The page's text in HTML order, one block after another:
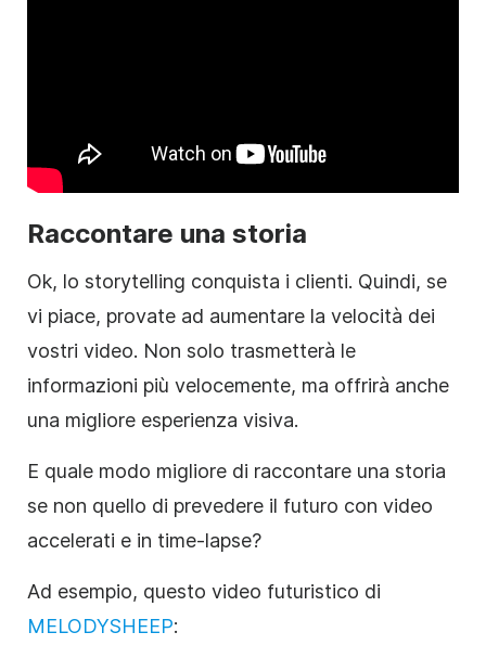
Raccontare una storia
Ok, lo storytelling conquista i clienti. Quindi, se
vi piace, provate ad aumentare la velocità dei
vostri video. Non solo trasmetterà le
informazioni più velocemente, ma offrirà anche
una migliore esperienza visiva.
E quale modo migliore di raccontare una storia
se non quello di prevedere il futuro con video
accelerati e in time-lapse?
Ad esempio, questo video futuristico di
MELODYSHEEP: